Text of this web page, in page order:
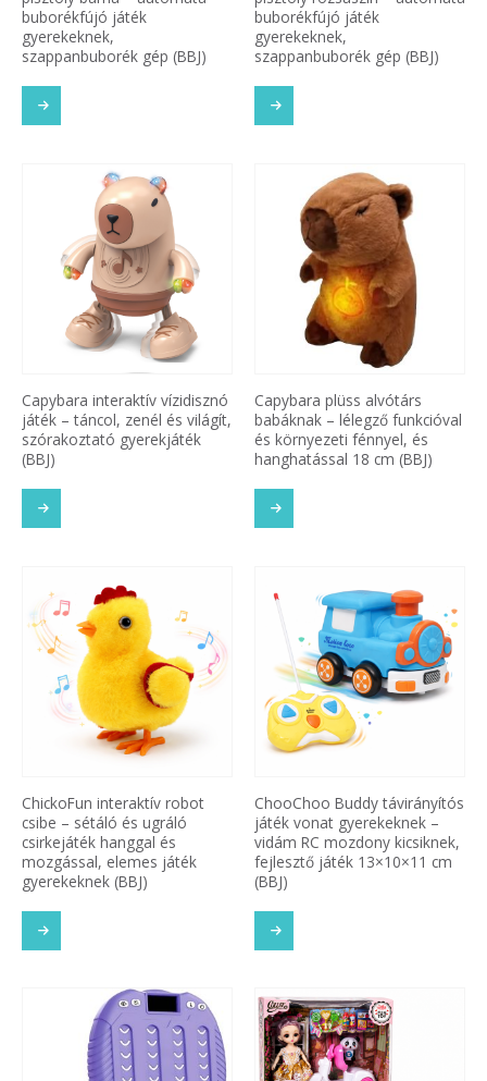
buborékfújó játék
gyerekeknek,
szappanbuborék gép (BBJ)
buborékfújó játék
gyerekeknek,
szappanbuborék gép (BBJ)
Capybara interaktív vízidisznó
játék – táncol, zenél és világít,
szórakoztató gyerekjáték
(BBJ)
Capybara plüss alvótárs
babáknak – lélegző funkcióval
és környezeti fénnyel, és
hanghatással 18 cm (BBJ)
ChickoFun interaktív robot
csibe – sétáló és ugráló
csirkejáték hanggal és
mozgással, elemes játék
gyerekeknek (BBJ)
ChooChoo Buddy távirányítós
játék vonat gyerekeknek –
vidám RC mozdony kicsiknek,
fejlesztő játék 13×10×11 cm
(BBJ)